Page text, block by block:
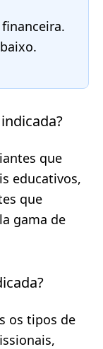
que
educativos,
que
gama de
os tipos de